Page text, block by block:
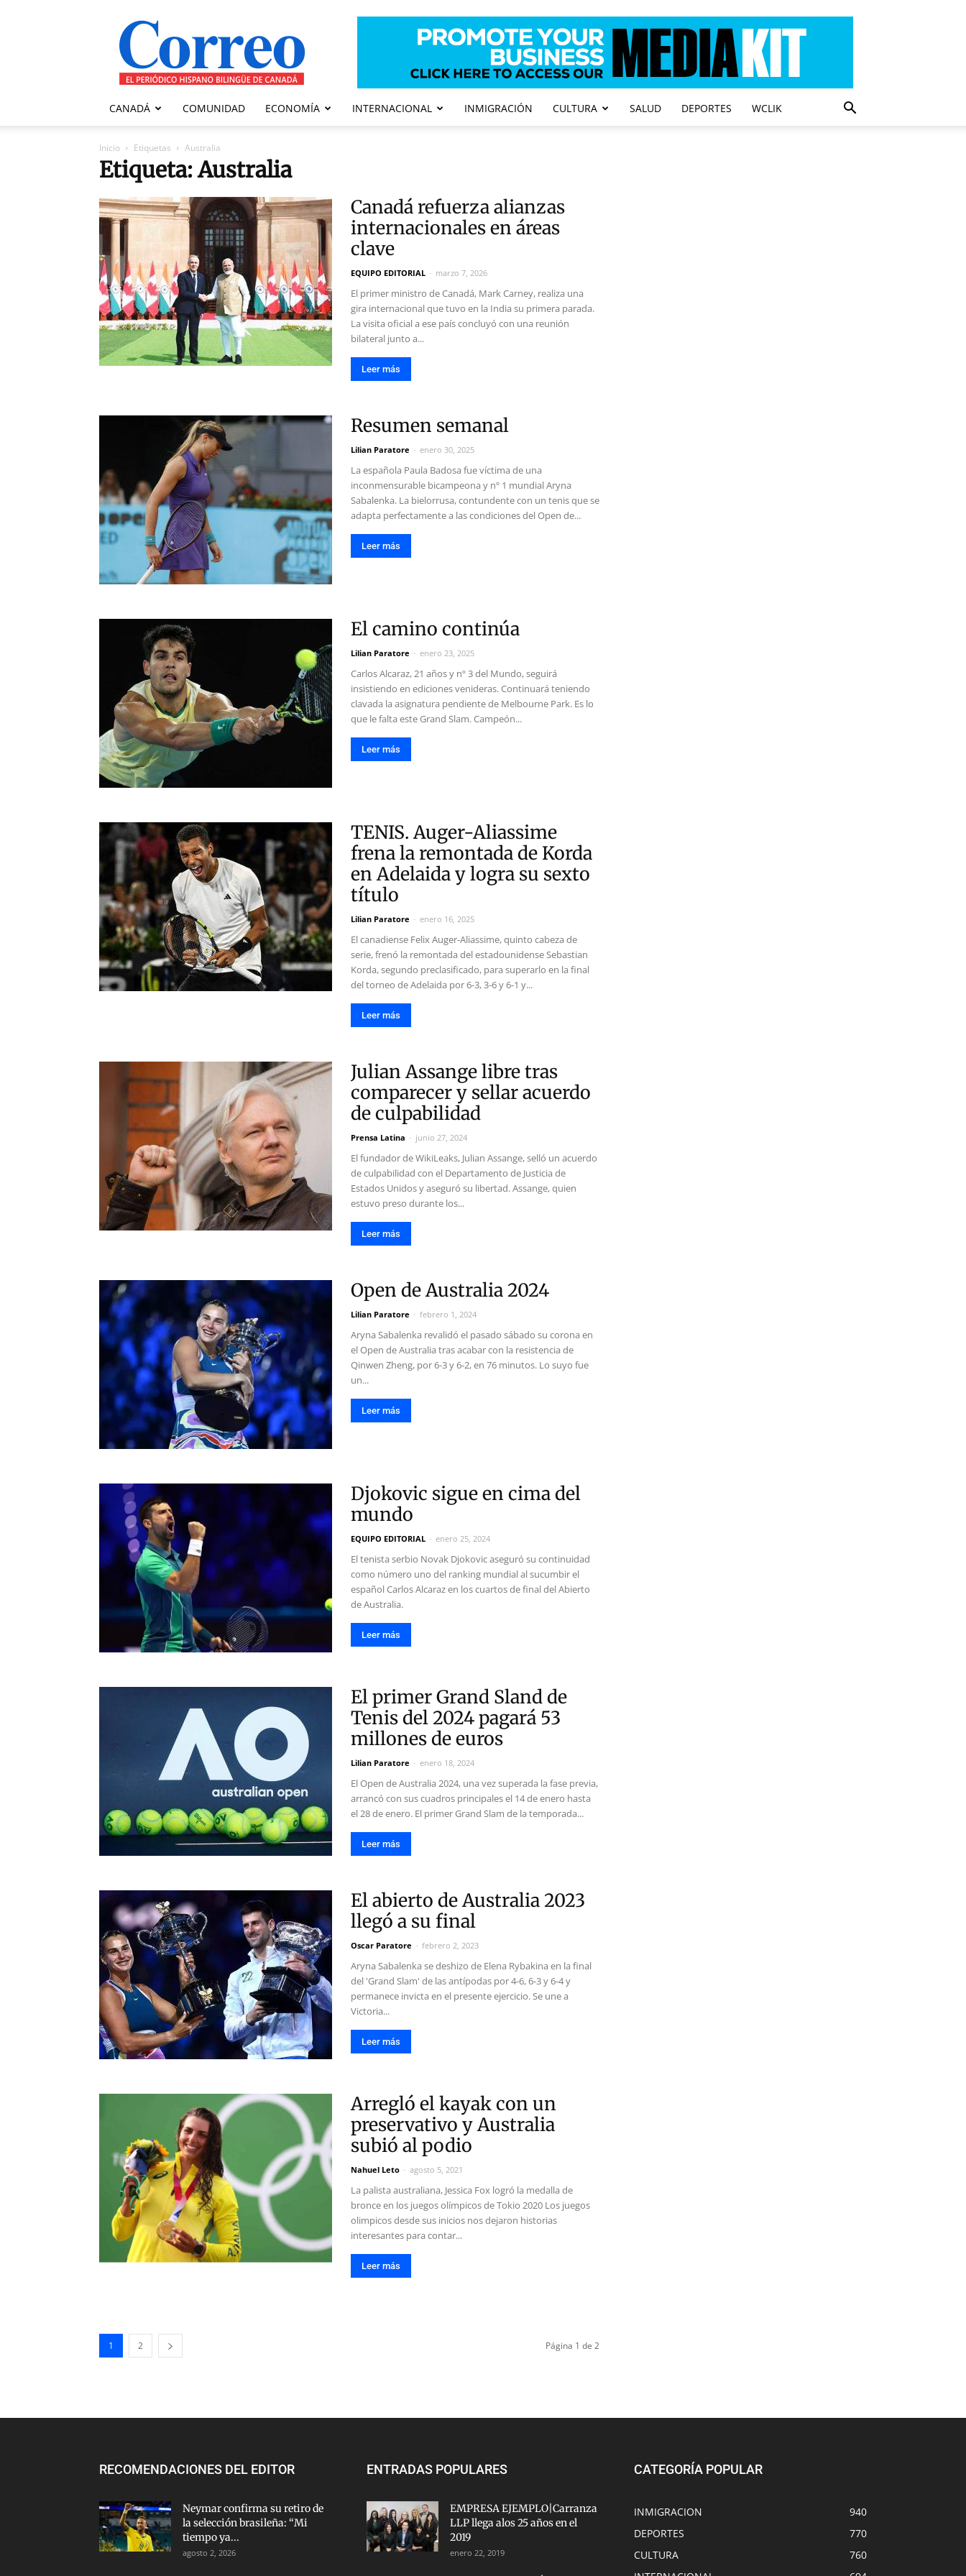
Correo
Canadiense
CANADÁ COMUNIDAD ECONOMÍA INTERNACIONAL INMIGRACIÓN CULTURA SALUD DEPORTES WCLIK
Inicio Etiquetas Australia
Etiqueta: Australia
Canadá refuerza alianzas
internacionales en áreas
clave
EQUIPO EDITORIAL - marzo 7, 2026
El primer ministro de Canadá, Mark Carney, realiza una
gira internacional que tuvo en la India su primera parada.
La visita oficial a ese país concluyó con una reunión
bilateral junto a...
Leer más
Resumen semanal
Lilian Paratore - enero 30, 2025
La española Paula Badosa fue víctima de una
inconmensurable bicampeona y nº 1 mundial Aryna
Sabalenka. La bielorrusa, contundente con un tenis que se
adapta perfectamente a las condiciones del Open de...
Leer más
El camino continúa
Lilian Paratore - enero 23, 2025
Carlos Alcaraz, 21 años y nº 3 del Mundo, seguirá
insistiendo en ediciones venideras. Continuará teniendo
clavada la asignatura pendiente de Melbourne Park. Es lo
que le falta este Grand Slam. Campeón...
Leer más
TENIS. Auger-Aliassime
frena la remontada de Korda
en Adelaida y logra su sexto
título
Lilian Paratore - enero 16, 2025
El canadiense Felix Auger-Aliassime, quinto cabeza de
serie, frenó la remontada del estadounidense Sebastian
Korda, segundo preclasificado, para superarlo en la final
del torneo de Adelaida por 6-3, 3-6 y 6-1 y...
Leer más
Julian Assange libre tras
comparecer y sellar acuerdo
de culpabilidad
Prensa Latina - junio 27, 2024
El fundador de WikiLeaks, Julian Assange, selló un acuerdo
de culpabilidad con el Departamento de Justicia de
Estados Unidos y aseguró su libertad. Assange, quien
estuvo preso durante los...
Leer más
Open de Australia 2024
Lilian Paratore - febrero 1, 2024
Aryna Sabalenka revalidó el pasado sábado su corona en
el Open de Australia tras acabar con la resistencia de
Qinwen Zheng, por 6-3 y 6-2, en 76 minutos. Lo suyo fue
un...
Leer más
Djokovic sigue en cima del
mundo
EQUIPO EDITORIAL - enero 25, 2024
El tenista serbio Novak Djokovic aseguró su continuidad
como número uno del ranking mundial al sucumbir el
español Carlos Alcaraz en los cuartos de final del Abierto
de Australia.
Leer más
El primer Grand Sland de
Tenis del 2024 pagará 53
millones de euros
Lilian Paratore - enero 18, 2024
El Open de Australia 2024, una vez superada la fase previa,
arrancó con sus cuadros principales el 14 de enero hasta
el 28 de enero. El primer Grand Slam de la temporada...
Leer más
El abierto de Australia 2023
llegó a su final
Oscar Paratore - febrero 2, 2023
Aryna Sabalenka se deshizo de Elena Rybakina en la final
del 'Grand Slam' de las antípodas por 4-6, 6-3 y 6-4 y
permanece invicta en el presente ejercicio. Se une a
Victoria...
Leer más
Arregló el kayak con un
preservativo y Australia
subió al podio
Nahuel Leto - agosto 5, 2021
La palista australiana, Jessica Fox logró la medalla de
bronce en los juegos olímpicos de Tokio 2020 Los juegos
olimpicos desde sus inicios nos dejaron historias
interesantes para contar...
Leer más
1 2 Página 1 de 2
RECOMENDACIONES DEL EDITOR
Neymar confirma su retiro de
la selección brasileña: “Mi
tiempo ya...
agosto 2, 2026
ENTRADAS POPULARES
EMPRESA EJEMPLO|Carranza
LLP llega alos 25 años en el
2019
enero 22, 2019
CATEGORÍA POPULAR
INMIGRACION
940
DEPORTES
770
CULTURA
760